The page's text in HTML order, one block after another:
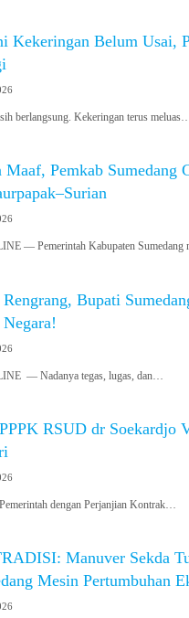
Kekeringan Belum Usai,
berlangsung. Kekeringan terus
Pemkab Sumedang
— Pemerintah Kabupaten Sumedang
Rengrang, Bupati
— Nadanya tegas, lugas, dan…
RSUD dr Soekardjo
dengan Perjanjian Kontrak…
Manuver Sekda
Mesin Pertumbuhan